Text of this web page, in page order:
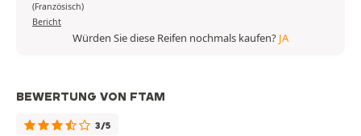
(Französisch)
Bericht
Würden Sie diese Reifen nochmals kaufen? JA
BEWERTUNG VON FTAM
3/5